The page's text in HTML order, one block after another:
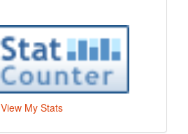
View My Stats